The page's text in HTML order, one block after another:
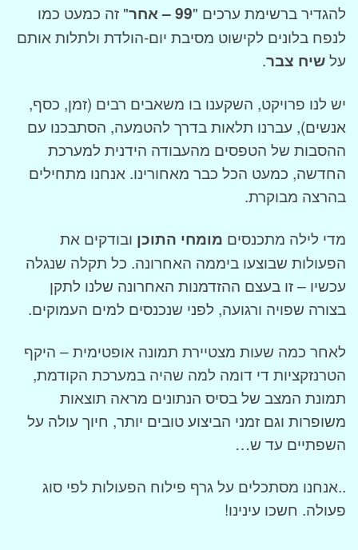
להגדיר ברשימת ערכים "99 – אחר
" זה כמעט כמו
לנפח בלונים לקישוט מסיבת יום-הולדת ולתלות אותם
עלשיח צבר.
יש לנו פרויקט, השקענו בו משאבים רבים (זמן, כסף,
אנשים), עברנו תלאות בדרך להטמעה, הסתבכנו עם
ההסבות של הטפסים מהעבודה הידנית למערכת
החדשה, כמעט הכל כבר מאחורינו. אנחנו מתחילים
בהרצה מבוקרת.
מדי לילה מתכנסים מומחי התוכן ובודקים את
הפעולות שבוצעו ביממה האחרונה. כל תקלה שנגלה
עכשיו – זו בעצם ההזדמנות האחרונה שלנו לתקן
בצורה שפויה ורגועה, לפני שנכנסים למים העמוקים.
לאחר כמה שעות מצטיירת תמונה אופטימית – היקף
הטרנזקציות די דומה למה שהיה במערכת הקודמת,
תמונת המצב של בסיס הנתונים מראה תוצאות
משופרות וגם זמני הביצוע טובים יותר, חיוך עולה על
השפתיים עד ש…
..אנחנו מסתכלים על גרף פילוח הפעולות לפי סוג
פעולה. חשכו עינינו!